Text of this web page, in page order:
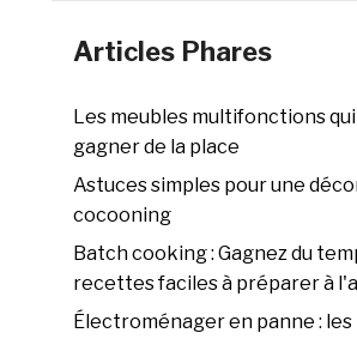
Articles Phares
Les meubles multifonctions
gagner de la place
Astuces simples pour une
cocooning
Batch cooking : Gagnez du
recettes faciles à préparer à
Électroménager en panne :